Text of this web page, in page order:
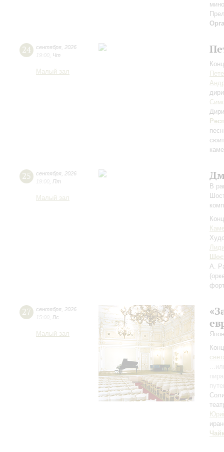
24 сентября 2026
19:00 Чт
Малый зал
25 сентября 2026
19:00 Пт
Малый зал
В
А.
27 сентября 2026
15:00 Вс
Малый зал